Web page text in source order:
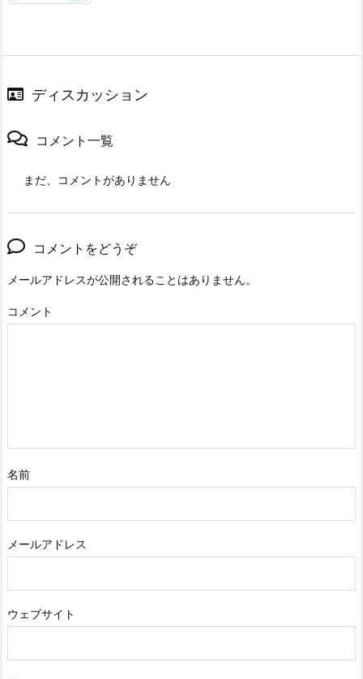
ディスカッション
コメント一覧
まだ、コメントがありません
コメントをどうぞ
メールアドレスが公開されることはありません。
コメント
名前
メールアドレス
ウェブサイト